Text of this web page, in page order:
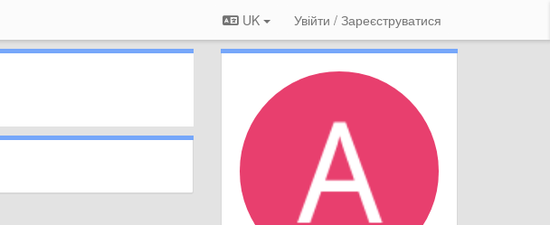
UK Увійти / Зареєструватися